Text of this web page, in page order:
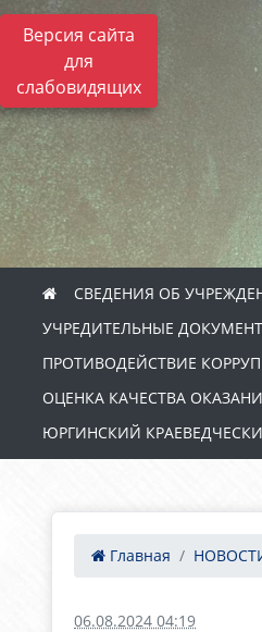
Версия сайта
для
слабовидящих
СВЕДЕНИЯ ОБ
УЧРЕДИТЕЛЬНЫЕ
ПРОТИВОДЕЙСТВИЕ
ОЦЕНКА КАЧЕСТВА
ЮРГИНСКИЙ
Главная
06.08.2024 04:19